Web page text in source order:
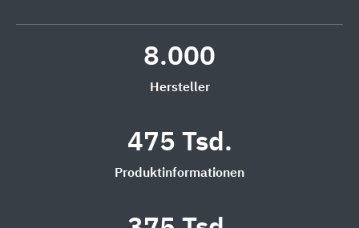
8.000
Hersteller
475 Tsd.
Produktinformationen